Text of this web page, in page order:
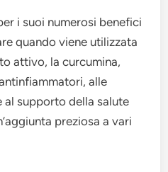
i suoi numerosi benefici
quando viene utilizzata
attivo, la curcumina,
alle
supporto della salute
preziosa a vari